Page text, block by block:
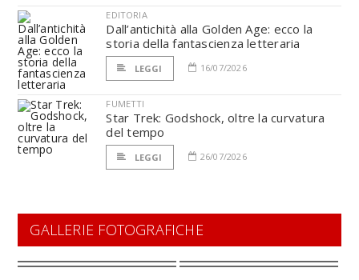
EDITORIA
Dall’antichità alla Golden Age: ecco la
storia della fantascienza letteraria
LEGGI 16/07/2026
FUMETTI
Star Trek: Godshock, oltre la curvatura
del tempo
LEGGI 26/07/2026
GALLERIE FOTOGRAFICHE